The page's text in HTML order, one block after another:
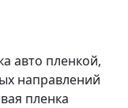
авто пленкой,
направлений
пленка